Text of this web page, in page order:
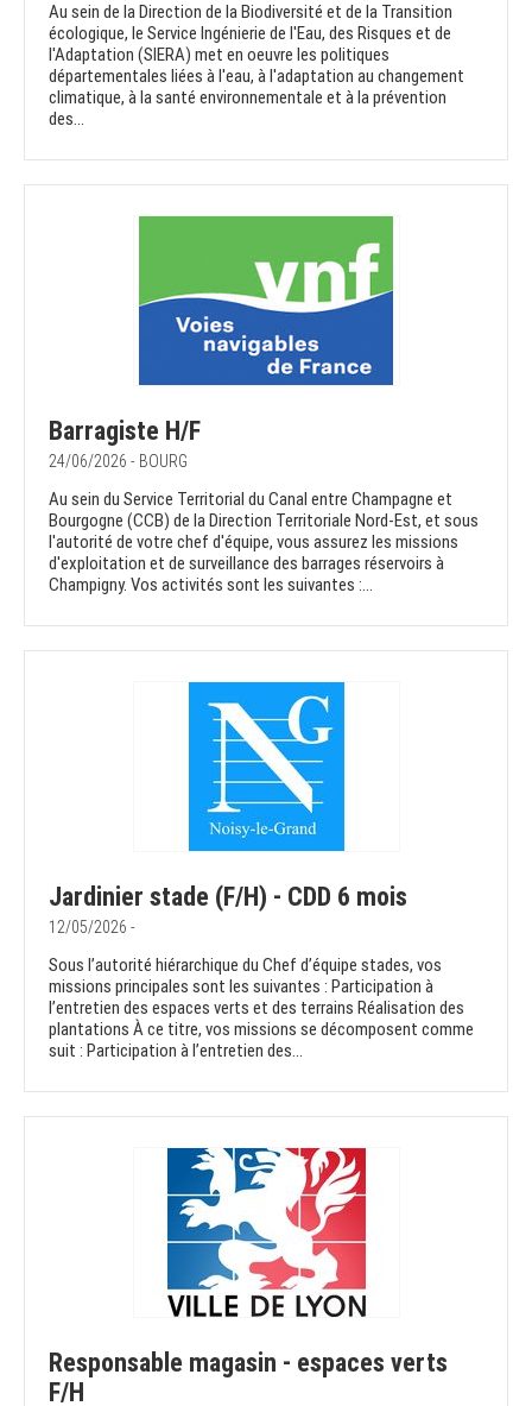
Au sein de la Direction de la Biodiversité et de la Transition
écologique, le Service Ingénierie de l'Eau, des Risques et de
l'Adaptation (SIERA) met en oeuvre les politiques
départementales liées à l'eau, à l'adaptation au changement
climatique, à la santé environnementale et à la prévention
des...
Barragiste H/F
24/06/2026 - BOURG
Au sein du Service Territorial du Canal entre Champagne et
Bourgogne (CCB) de la Direction Territoriale Nord-Est, et sous
l'autorité de votre chef d'équipe, vous assurez les missions
d'exploitation et de surveillance des barrages réservoirs à
Champigny. Vos activités sont les suivantes :...
Jardinier stade (F/H) - CDD 6 mois
12/05/2026 -
Sous l’autorité hiérarchique du Chef d’équipe stades, vos
missions principales sont les suivantes : Participation à
l’entretien des espaces verts et des terrains Réalisation des
plantations À ce titre, vos missions se décomposent comme
suit : Participation à l’entretien des...
Responsable magasin - espaces verts
F/H